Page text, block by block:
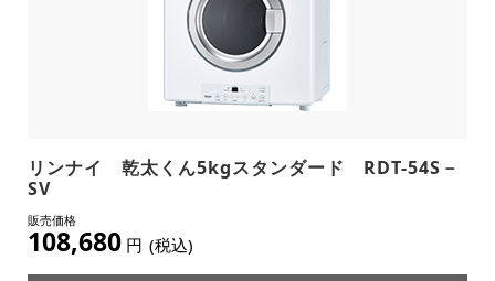
リンナイ 乾太くん5kgスタンダード RDT-54S－
SV
108,680 円 (税込)